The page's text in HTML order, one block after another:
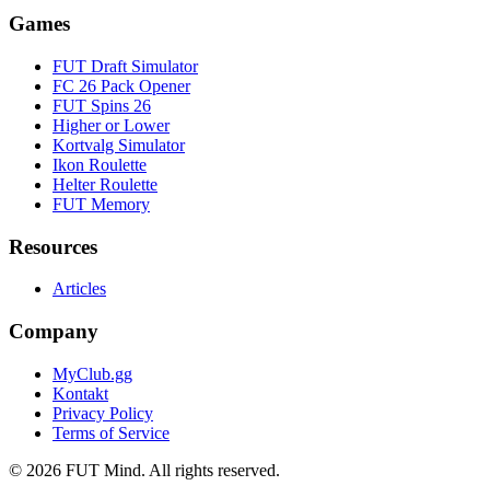
Games
FUT Draft Simulator
FC 26 Pack Opener
FUT Spins 26
Higher or Lower
Kortvalg Simulator
Ikon Roulette
Helter Roulette
FUT Memory
Resources
Articles
Company
MyClub.gg
Kontakt
Privacy Policy
Terms of Service
© 2026 FUT Mind. All rights reserved.